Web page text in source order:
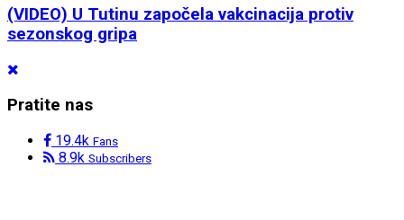
(VIDEO) U Tutinu započela vakcinacija protiv
sezonskog gripa
Pratite nas
19.4k Fans
8.9k Subscribers